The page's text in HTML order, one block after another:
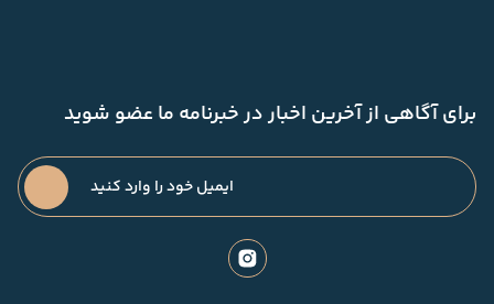
برای آگاهی از آخرین اخبار در خبرنامه ما عضو شوید